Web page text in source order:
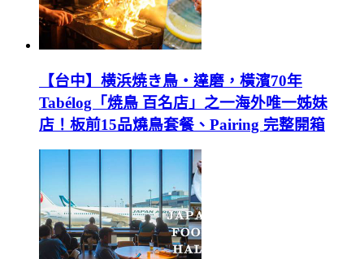
【台中】横浜焼き鳥‧達磨，橫濱70年
Tabélog「焼鳥 百名店」之一海外唯一姊妹
店！板前15品燒鳥套餐、Pairing 完整開箱